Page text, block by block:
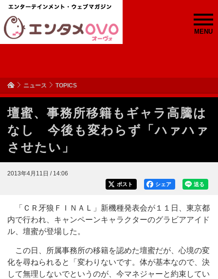
MENU
ニュース TOPICS
壇蜜、事務所移籍もギャラ高騰は
なし 今後も変わらず「ハァハァ
させたい」
2013年4月11日 / 14:06
送る
シェア
ポスト
「ＣＲ牙狼ＦＩＮＡＬ」新機種発表会が１１日、東京都
内で行われ、キャンペーンキャラクターのグラビアアイド
ル、壇蜜が登場した。
この日、所属事務所の移籍を認めた壇蜜だが、心境の変
化を尋ねられると「変わりないです。体が基本なので、決
して無理しないでというのが、今マネジャーと約束してい